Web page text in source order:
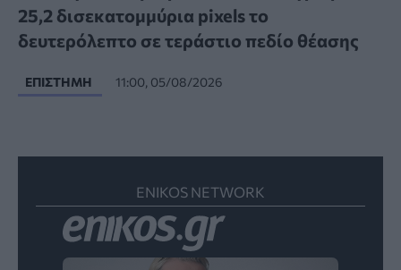
25,2 δισεκατομμύρια pixels το
δευτερόλεπτο σε τεράστιο πεδίο θέασης
ΕΠΙΣΤΉΜΗ 11:00, 05/08/2026
ENIKOS NETWORK